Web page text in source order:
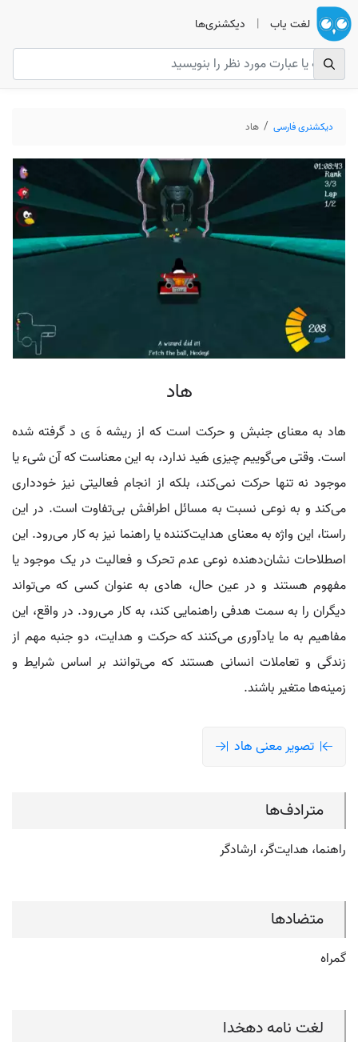
لغت یاب | دیکشنری‌ها
دیکشنری فارسی هاد
هاد
هاد به معنای جنبش و حرکت است که از ریشه هَ ی د گرفته شده
است. وقتی می‌گوییم چیزی هَید ندارد، به این معناست که آن شیء یا
موجود نه تنها حرکت نمی‌کند، بلکه از انجام فعالیتی نیز خودداری
می‌کند و به نوعی نسبت به مسائل اطرافش بی‌تفاوت است. در این
راستا، این واژه به معنای هدایت‌کننده یا راهنما نیز به کار می‌رود. این
اصطلاحات نشان‌دهنده نوعی عدم تحرک و فعالیت در یک موجود یا
مفهوم هستند و در عین حال، هادی به عنوان کسی که می‌تواند
دیگران را به سمت هدفی راهنمایی کند، به کار می‌رود. در واقع، این
مفاهیم به ما یادآوری می‌کنند که حرکت و هدایت، دو جنبه مهم از
زندگی و تعاملات انسانی هستند که می‌توانند بر اساس شرایط و
زمینه‌ها متغیر باشند.
تصویر معنی هاد
مترادف‌ها
راهنما، هدایت‌گر، ارشادگر
متضادها
گمراه
لغت نامه دهخدا